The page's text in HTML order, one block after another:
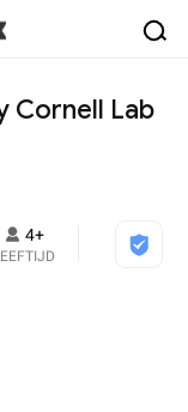
Cornell Lab
4+